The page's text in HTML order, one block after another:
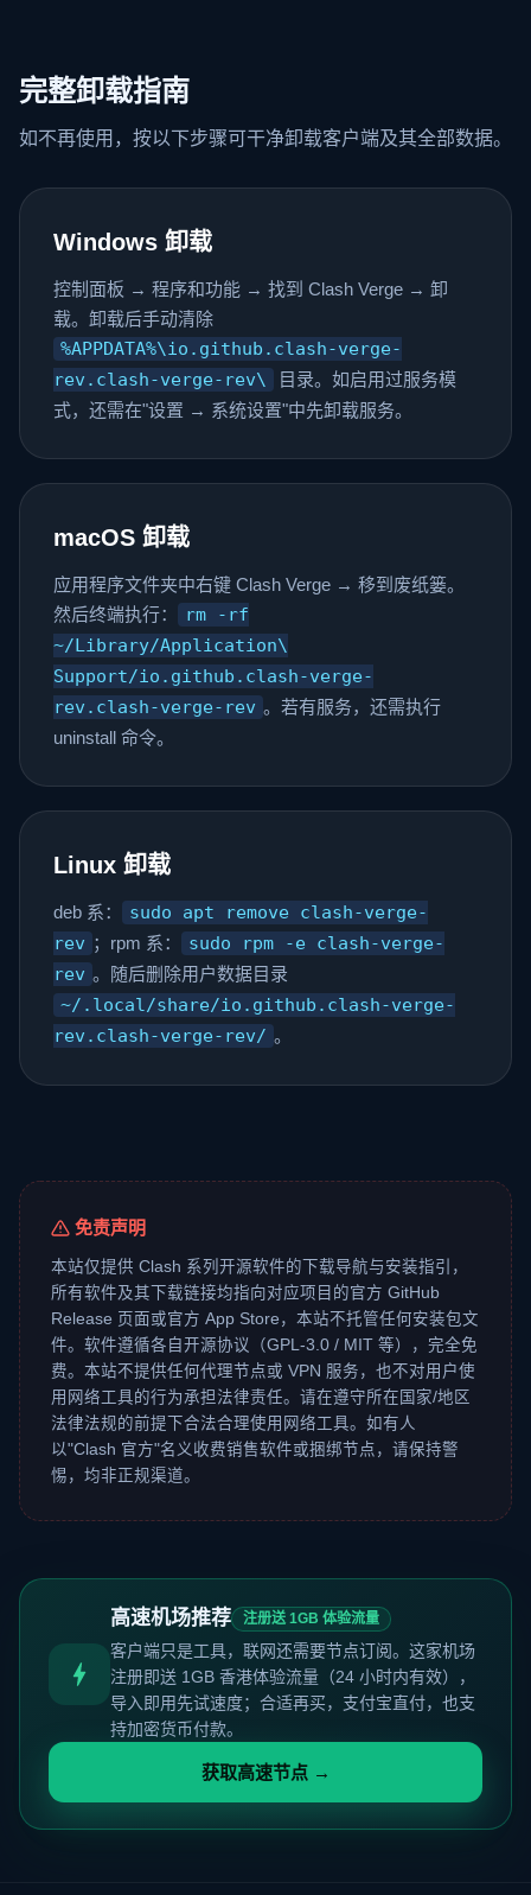
完整卸载指南
如不再使用，按以下步骤可干净卸载客户端及其全部数据。
Windows 卸载
控制面板 → 程序和功能 → 找到 Clash Verge → 卸
载。卸载后手动清除
%APPDATA%\io.github.clash-verge-
rev.clash-verge-rev\
目录。如启用过服务模
式，还需在"设置 → 系统设置"中先卸载服务。
macOS 卸载
应用程序文件夹中右键 Clash Verge → 移到废纸篓。
然后终端执行：
rm -rf
~/Library/Application\
Support/io.github.clash-verge-
rev.clash-verge-rev 。若有服务，还需执行
uninstall 命令。
Linux 卸载
deb 系：
sudo apt remove clash-verge-
rev ；rpm 系：
sudo rpm -e clash-verge-
rev 。随后删除用户数据目录
~/.local/share/io.github.clash-verge-
rev.clash-verge-rev/ 。
免责声明
本站仅提供 Clash 系列开源软件的下载导航与安装指引，
所有软件及其下载链接均指向对应项目的官方 GitHub
Release 页面或官方 App Store，本站不托管任何安装包文
件。软件遵循各自开源协议（GPL-3.0 / MIT 等），完全免
费。本站不提供任何代理节点或 VPN 服务，也不对用户使
用网络工具的行为承担法律责任。请在遵守所在国家/地区
法律法规的前提下合法合理使用网络工具。如有人
以"Clash 官方"名义收费销售软件或捆绑节点，请保持警
惕，均非正规渠道。
高速机场推荐 注册送 1GB 体验流量
客户端只是工具，联网还需要节点订阅。这家机场
注册即送 1GB 香港体验流量（24 小时内有效），
导入即用先试速度；合适再买，支付宝直付，也支
持加密货币付款。
获取高速节点 →